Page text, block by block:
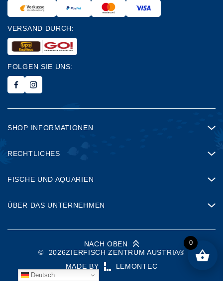
VERSAND DURCH:
FOLGEN SIE UNS:
SHOP INFORMATIONEN
RECHTLICHES
FISCHE UND AQUARIEN
ÜBER DAS UNTERNEHMEN
© 2026ZIERFISCH ZENTRUM AUSTRIA®
MADE BY
LEMONTEC
NACH OBEN
Deutsch
0